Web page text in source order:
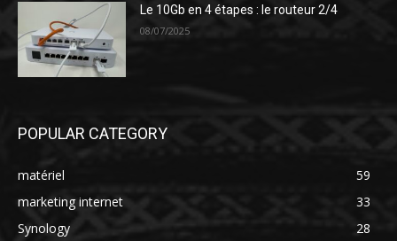
Le 10Gb en 4 étapes : le routeur 2/4
08/07/2025
POPULAR CATEGORY
matériel
59
marketing internet
33
Synology
28